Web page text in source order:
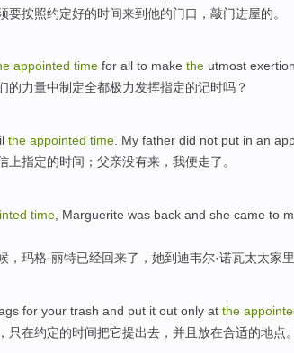
要按照约定好的时间来到他的门口 ， 敲门进屋的。
appointed time for all to make the utmost
的力量中制定全都极力发挥指定的记时吗？
the appointed time My father did not put in an
上指定的时间 ； 父亲没有来，我便走了 。
time Marguerite was back and she came to
， 玛格·丽特已经回来了 ， 她到迪韦尔·诺瓦太太家
for your trash and put it out only at the
， 只在约定的时间把它提出去， 并且 放在合适的地点。